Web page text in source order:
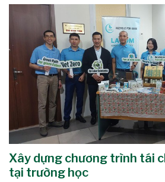
Xây dựng chương trình tái
tại trường học